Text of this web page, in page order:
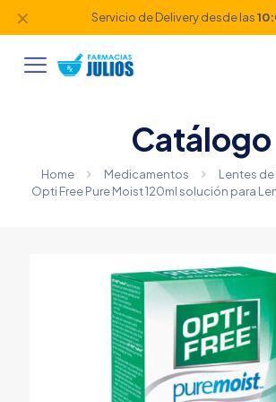
Servicio de Delivery desde las
✕
Catálogo
Home Medicamentos
Lentes
Opti Free Pure Moist 120ml solución para